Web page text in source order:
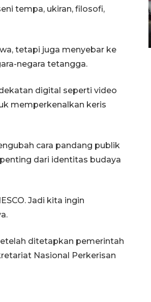
tempa, ukiran, filosofi,
tetapi juga menyebar ke
negara tetangga.
digital seperti video
memperkenalkan keris
cara pandang publik
dari identitas budaya
Jadi kita ingin
ditetapkan pemerintah
Nasional Perkerisan